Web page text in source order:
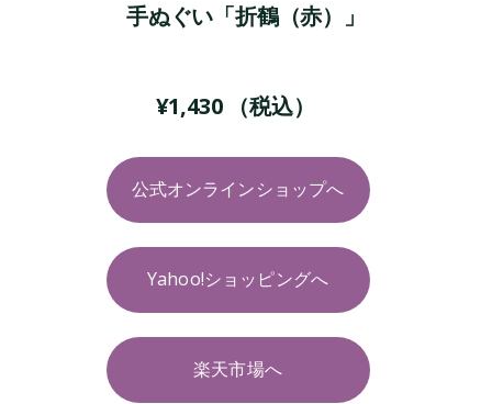
手ぬぐい「折鶴（赤）」
¥1,430 （税込）
公式オンラインショップへ
Yahoo!ショッピングへ
楽天市場へ